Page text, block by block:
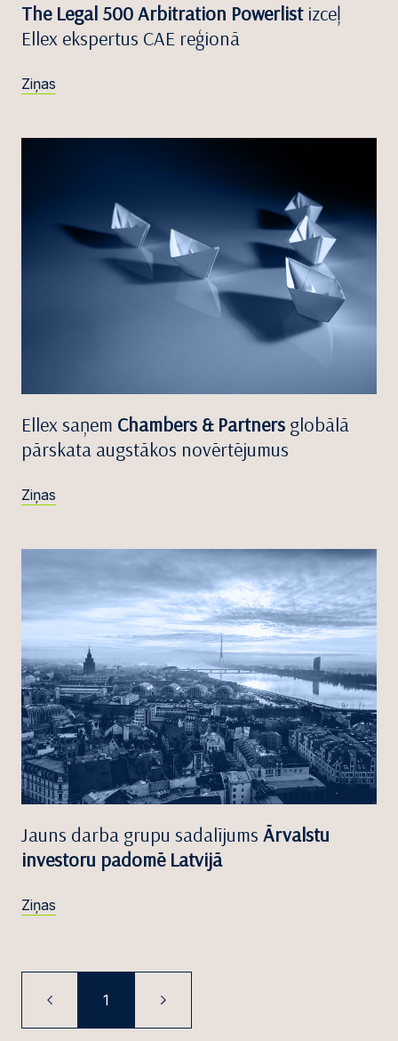
The Legal 500 Arbitration Powerlist izceļ
Ellex ekspertus CAE reģionā
Ziņas
Ellex saņem Chambers & Partners globālā
pārskata augstākos novērtējumus
Ziņas
Jauns darba grupu sadalījums Ārvalstu
investoru padomē Latvijā
Ziņas
1